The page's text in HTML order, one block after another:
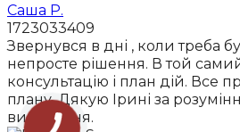
Саша Р.
1723033409
Звернувся в дні , коли треба
непросте рішення. В той
консультацію і план дій. Все
плану. Дякую Ірині за
вирішення.